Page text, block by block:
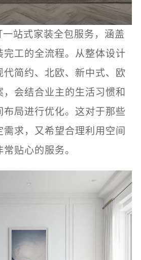
站式家装全包服务，涵盖
完工的全流程。从整体设计
代简约、北欧、新中式、欧
会结合业主的生活习惯和
布局进行优化。这对于那些
求，又希望合理利用空间
贴心的服务。